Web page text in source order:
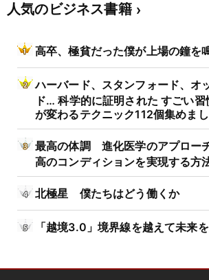
人気のビジネス書籍
高卒、極貧だった僕が上場の鐘を
ハーバード、スタンフォード、オ
ド… 科学的に証明された すごい習
が変わるテクニック112個集めま
最高の体調 進化医学のアプロー
高のコンディションを実現する方
北極星 僕たちはどう働くか
「越境3.0」境界線を越えて未来